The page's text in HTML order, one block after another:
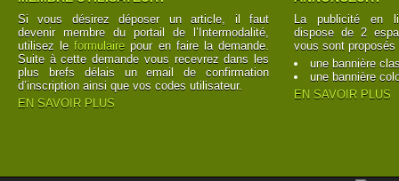
Si vous désirez déposer un article, il faut
devenir membre du portail de l’Intermodalité,
utilisez leformulaire pour en faire la demande.
Suite à cette demande vous recevrez dans les
plus brefs délais un email de confirmation
d’inscription ainsi que vos codes utilisateur.
EN SAVOIR PLUS
La publicité en
dispose de 2
vous sont proposés
une bannière
une bannière
EN SAVOIR PLUS